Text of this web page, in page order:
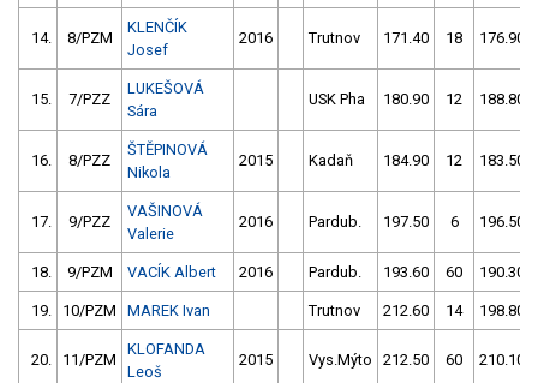
14. 8/PZM
KLENČÍK
Josef
2016 Trutnov 171.40 18 176.90
15. 7/PZZ
LUKEŠOVÁ
Sára
USK Pha 180.90 12 188.80
16. 8/PZZ
ŠTĚPINOVÁ
Nikola
2015 Kadaň 184.90 12 183.50
17. 9/PZZ
VAŠINOVÁ
Valerie
2016 Pardub. 197.50 6 196.50
18. 9/PZM VACÍK Albert 2016 Pardub. 193.60 60 190.30
19. 10/PZM MAREK Ivan Trutnov 212.60 14 198.80
20. 11/PZM
KLOFANDA
Leoš
2015 Vys.Mýto 212.50 60 210.10